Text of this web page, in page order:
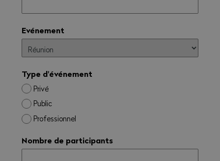
Evénement
Type d'événement
Privé
Public
Professionnel
Nombre de participants